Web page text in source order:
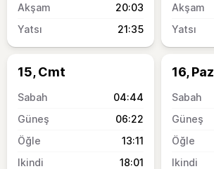
20:03
21:35
15, Cmt
04:44
06:22
13:11
18:01
16, Paz